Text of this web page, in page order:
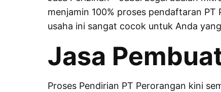
menjamin 100% proses pendaftaran
usaha ini sangat cocok untuk Anda
Jasa
Proses Pendirian PT Perorangan kini